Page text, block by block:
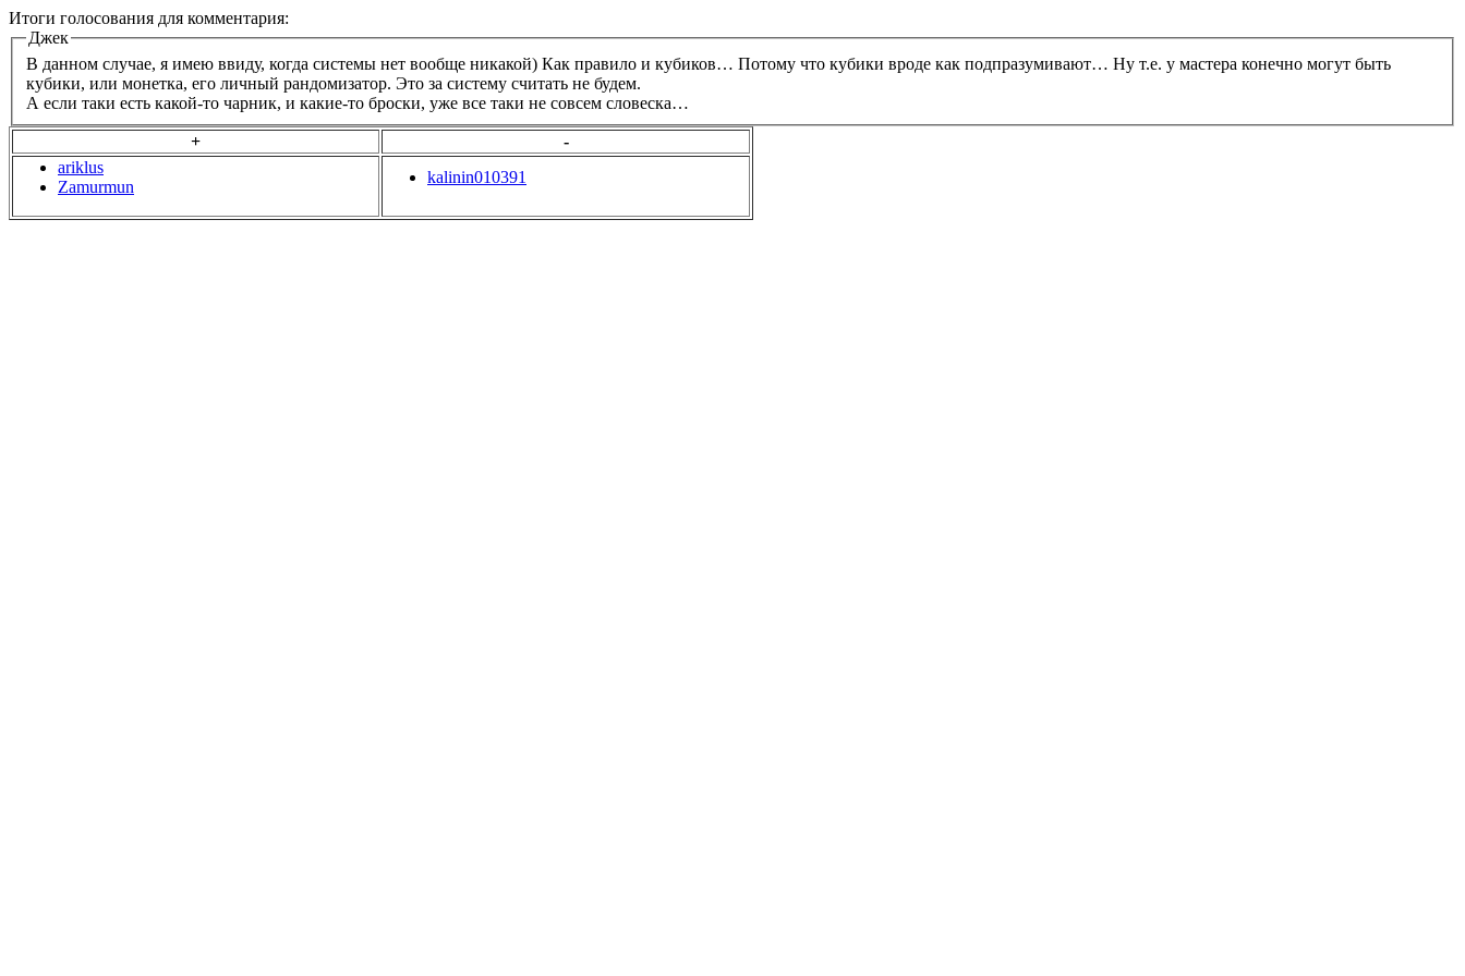
Итоги голосования для комментария:
Джек
В данном случае, я имею ввиду, когда системы нет вообще никакой) Как правило и кубиков… Потому что кубики вроде как подпразумивают… Ну т.е. у мастера конечно могут быть
кубики, или монетка, его личный рандомизатор. Это за систему считать не будем.
А если таки есть какой-то чарник, и какие-то броски, уже все таки не совсем словеска…
+
-
ariklus
Zamurmun
kalinin010391